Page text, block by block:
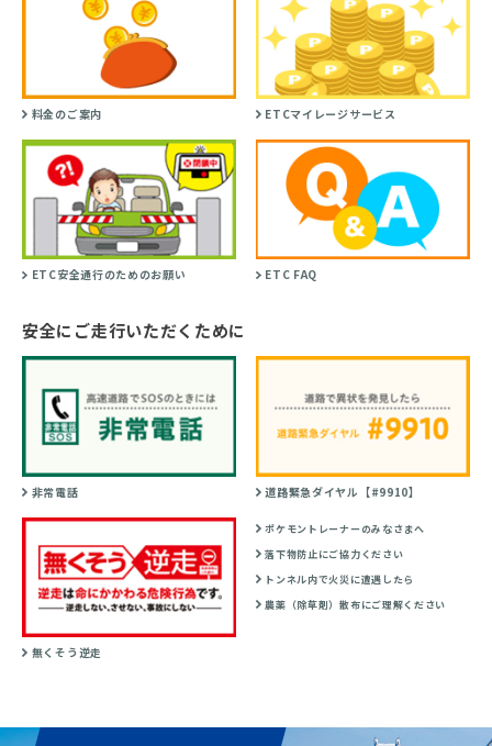
料金のご案内 ETCマイレージサービス
ETC安全通行のためのお願い ETC FAQ
安全にご走行いただくために
非常電話 道路緊急ダイヤル【#9910】
無くそう逆走
ポケモントレーナーのみなさまへ
落下物防止にご協力ください
トンネル内で火災に遭遇したら
農薬（除草剤）散布にご理解ください